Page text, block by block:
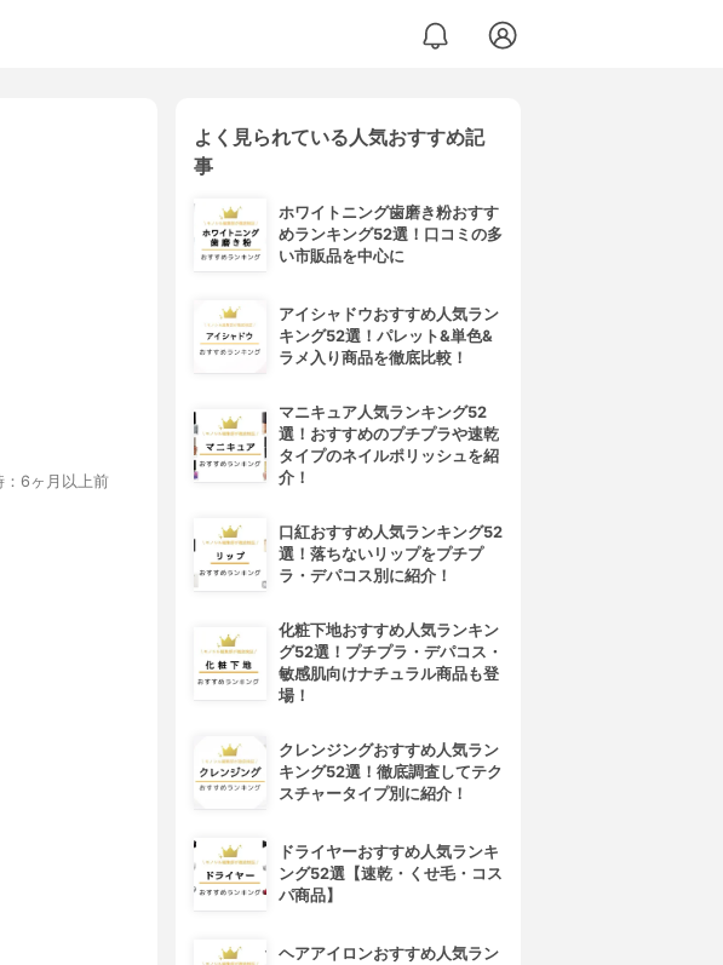
：6ヶ月以上前
よく見られている人気おすすめ記
事
ホワイトニング歯磨き粉おすす
めランキング52選！口コミの多
い市販品を中心に
アイシャドウおすすめ人気ラン
キング52選！パレット&単色&
ラメ入り商品を徹底比較！
マニキュア人気ランキング52
選！おすすめのプチプラや速乾
タイプのネイルポリッシュを紹
介！
口紅おすすめ人気ランキング52
選！落ちないリップをプチプ
ラ・デパコス別に紹介！
化粧下地おすすめ人気ランキン
グ52選！プチプラ・デパコス・
敏感肌向けナチュラル商品も登
場！
クレンジングおすすめ人気ラン
キング52選！徹底調査してテク
スチャータイプ別に紹介！
ドライヤーおすすめ人気ランキ
ング52選【速乾・くせ毛・コス
パ商品】
ヘアアイロンおすすめ人気ラン